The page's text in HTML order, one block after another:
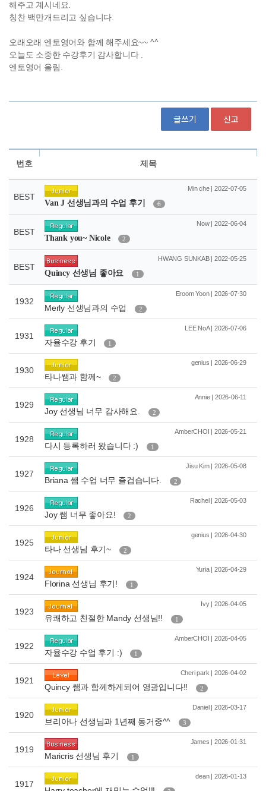
글쓰기 신고